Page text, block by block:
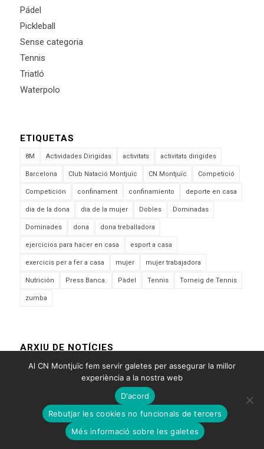
Pádel
Pickleball
Sense categoria
Tennis
Triatló
Waterpolo
ETIQUETAS
8M Actividades Dirigidas activitats activitats dirigides
Barcelona Club Natació Montjuïc CN Montjuïc Competició
Competición confinament confinamiento deporte en casa
dia de la dona dia de la mujer Dobles Dominadas
Dominades dona dona treballadora
ejercicios para hacer en casa esport a casa
exercicis per a fer a casa mujer mujer trabajadora
Nutrición Press Banca. Pàdel Tennis Torneig de Tennis
zumba
ARXIU DE NOTÍCIES
Al CN Montjuïc fem servir galetes per assegurar la millor
experiència a la nostra web
D'acord
Rebutjar les cookies no funcionals de tercers
Més informació sobre les galetes
CNM, com et podem ajudar?